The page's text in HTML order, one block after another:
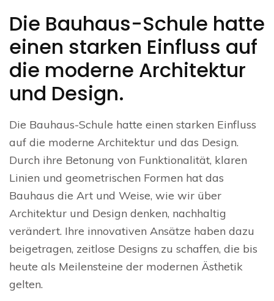
Die Bauhaus-Schule hatte
einen starken Einfluss auf
die moderne Architektur
und Design.
Die Bauhaus-Schule hatte einen starken Einfluss
auf die moderne Architektur und das Design.
Durch ihre Betonung von Funktionalität, klaren
Linien und geometrischen Formen hat das
Bauhaus die Art und Weise, wie wir über
Architektur und Design denken, nachhaltig
verändert. Ihre innovativen Ansätze haben dazu
beigetragen, zeitlose Designs zu schaffen, die bis
heute als Meilensteine der modernen Ästhetik
gelten.